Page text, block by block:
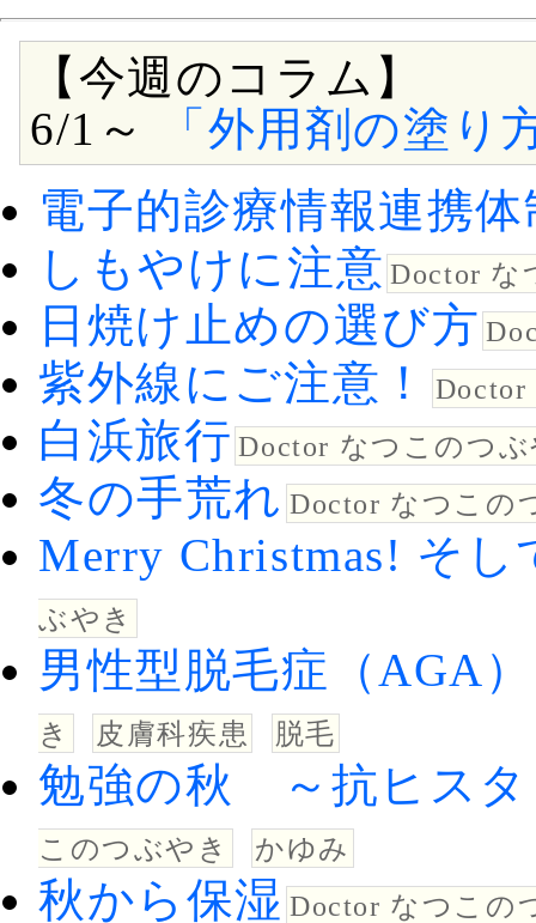
【今週のコラム】
6/1～
「外用剤の塗り
電子的診療情報連携
しもやけに注意 Doctor な
日焼け止めの選び方
紫外線にご注意！
白浜旅行 Doctor なつこのつ
冬の手荒れ Doctor なつこの
Merry Christmas! そ
ぶやき
男性型脱毛症（AGA
き 皮膚科疾患 脱毛
勉強の秋 ～抗ヒス
このつぶやき かゆみ
秋から保湿 Doctor なつこの